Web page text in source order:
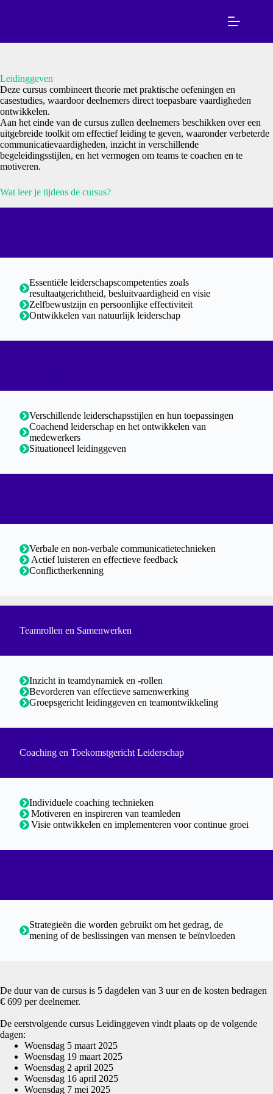
Leidinggeven
Deze cursus combineert theorie met praktische oefeningen en
casestudies, waardoor deelnemers direct toepasbare vaardigheden
ontwikkelen.
Aan het einde van de cursus zullen deelnemers beschikken over een
uitgebreide toolkit om effectief leiding te geven, waaronder verbeterde
communicatievaardigheden, inzicht in verschillende
begeleidingsstijlen, en het vermogen om teams te coachen en te
motiveren.
Wat leer je tijdens de cursus?
Essentiële leiderschapscompetenties zoals
resultaatgerichtheid, besluitvaardigheid en visie
Zelfbewustzijn en persoonlijke effectiviteit
Ontwikkelen van natuurlijk leiderschap
Verschillende leiderschapsstijlen en hun toepassingen
Coachend leiderschap en het ontwikkelen van
medewerkers
Situationeel leidinggeven
Verbale en non-verbale communicatietechnieken
Actief luisteren en effectieve feedback
Conflictherkenning
Teamrollen en Samenwerken
Inzicht in teamdynamiek en -rollen
Bevorderen van effectieve samenwerking
Groepsgericht leidinggeven en teamontwikkeling
Coaching en Toekomstgericht Leiderschap
Individuele coaching technieken
Motiveren en inspireren van teamleden
Visie ontwikkelen en implementeren voor continue groei
Strategieën die worden gebruikt om het gedrag, de
mening of de beslissingen van mensen te beïnvloeden
De duur van de cursus is 5 dagdelen van 3 uur en de kosten bedragen
€ 699 per deelnemer.
De eerstvolgende cursus Leidinggeven vindt plaats op de volgende
dagen:
Woensdag 5 maart 2025
Woensdag 19 maart 2025
Woensdag 2 april 2025
Woensdag 16 april 2025
Woensdag 7 mei 2025